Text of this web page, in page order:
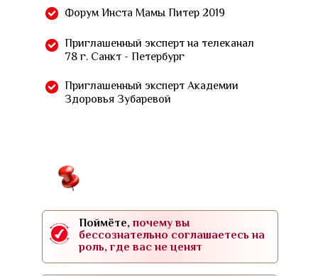
Форум Инста Мамы Питер 2019
Приглашенный эксперт на телеканал
78 г. Санкт - Петербург
Приглашенный эксперт Академии
Здоровья Зубаревой
Поймёте,почему вы
бессознательно соглашаетесь на
роль, где вас не ценят